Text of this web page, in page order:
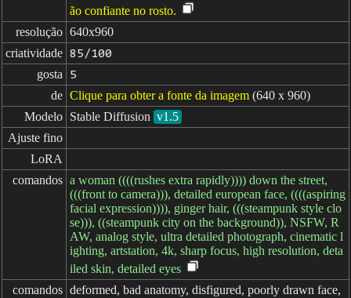
ão confiante no rosto.
resolução 640x960
criatividade 85/100
gosta 5
de Clique para obter a fonte da imagem (640 x 960)
Modelo Stable Diffusion v1.5
Ajuste fino
LoRA
comandos a woman ((((rushes extra rapidly)))) down the street,
(((front to camera))), detailed european face, ((((aspiring
facial expression)))), ginger hair, (((steampunk style clo
se))), ((steampunk city on the background)), NSFW, R
AW, analog style, ultra detailed photograph, cinematic l
ighting, artstation, 4k, sharp focus, high resolution, deta
iled skin, detailed eyes
comandos deformed, bad anatomy, disfigured, poorly drawn face,